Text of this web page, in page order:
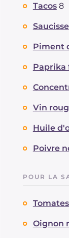
Tacos 8
Saucisse
Piment
Paprika
Vin
Huile
Poivre
POUR LA
Oignon